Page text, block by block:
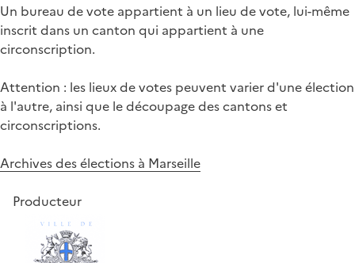
Un bureau de vote appartient à un lieu de vote, lui-même
inscrit dans un canton qui appartient à une
circonscription.
Attention : les lieux de votes peuvent varier d'une élection
à l'autre, ainsi que le découpage des cantons et
circonscriptions.
Archives des élections à Marseille
Producteur